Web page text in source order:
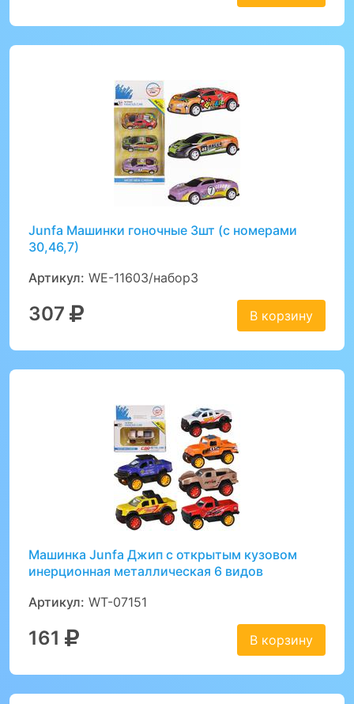
Junfa Машинки гоночные 3шт (с номерами
30,46,7)
Артикул: WE-11603/набор3
307 В корзину
Машинка Junfa Джип с открытым кузовом
инерционная металлическая 6 видов
Артикул: WT-07151
161 В корзину